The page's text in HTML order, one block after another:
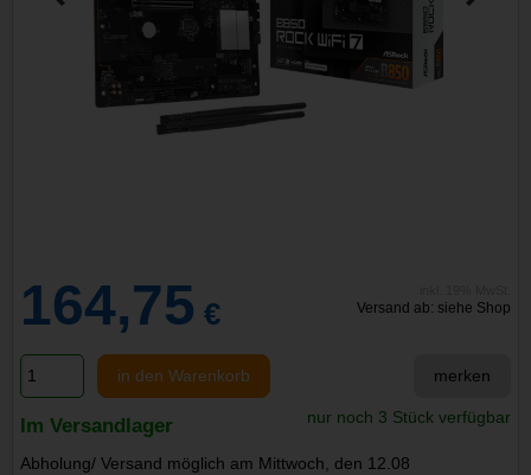
164,75 € Versand ab: siehe Shop
in den Warenkorb merken
Im Versandlager nur noch 3 Stück verfügbar
Abholung/ Versand möglich am Mittwoch, den 12.08